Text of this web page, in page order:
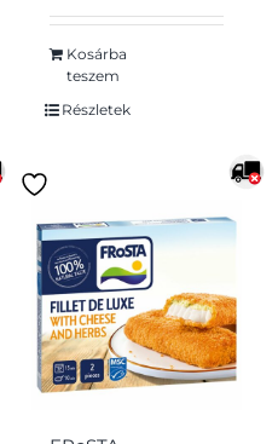
g
Kosárba
teszem
Részletek